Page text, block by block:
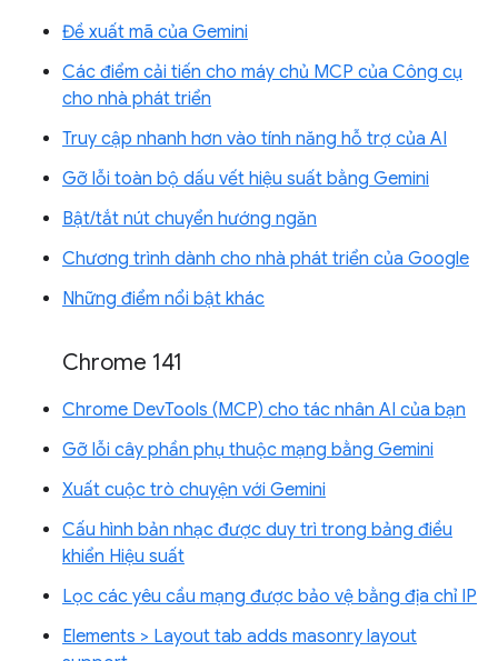
Đề xuất mã của Gemini
Các điểm cải tiến cho máy chủ MCP của Công cụ
cho nhà phát triển
Truy cập nhanh hơn vào tính năng hỗ trợ của AI
Gỡ lỗi toàn bộ dấu vết hiệu suất bằng Gemini
Bật/tắt nút chuyển hướng ngăn
Chương trình dành cho nhà phát triển của Google
Những điểm nổi bật khác
Chrome 141
Chrome DevTools (MCP) cho tác nhân AI của bạn
Gỡ lỗi cây phần phụ thuộc mạng bằng Gemini
Xuất cuộc trò chuyện với Gemini
Cấu hình bản nhạc được duy trì trong bảng điều
khiển Hiệu suất
Lọc các yêu cầu mạng được bảo vệ bằng địa chỉ IP
Elements > Layout tab adds masonry layout